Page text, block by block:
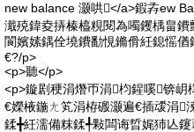
new balance 灏哄</a>鍜孨ew
濈殑鍏夌挵榛橀粯閱為噣钁楀畠
閬嬪嫊鍝佺墝鐨勫悓鏅傦紝鎴愮
€?/p>
<p>聽</p>
<p>鏇剧稉涓熸帀涓枃鍟嗘锛
€嬫棭鍦ㄤ笂涓栫磤灏遍€插叆涓
鍒╋紝濡備粖鍒╃敤闆诲晢娓犻亾